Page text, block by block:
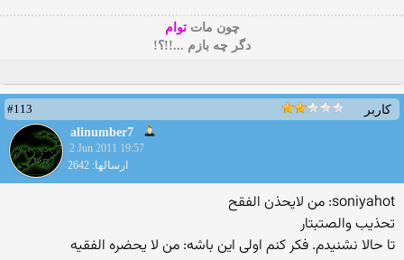
چون ماتتوام
دگر چه بازم ...!!؟!
کاربر
#113
alinumber7
2 Jun 2011 19:57
ارسالها: 2642
soniyahot: من لایحذن الفقح
تحذیب والصتبتار
تا حالا نشنیدم. فكر كنم اولی این باشه: من لا یحضره الفقیه